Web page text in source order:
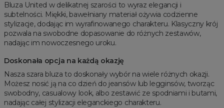
Bluza United w delikatnej szarości to wyraz elegancji i
subtelności. Miękki, bawełniany materiał ożywia codzienne
stylizacje, dodając im wyrafinowanego charakteru. Klasyczny krój
pozwala na swobodne dopasowanie do różnych zestawów,
nadając im nowoczesnego uroku.
Doskonała opcja na każdą okazję
Nasza szara bluza to doskonały wybór na wiele różnych okazji.
Możesz nosić ją na co dzień do jeansów lub legginsów, tworząc
swobodny, casualowy look, albo zestawić ze spodniami i butami,
nadając całej stylizacji eleganckiego charakteru.